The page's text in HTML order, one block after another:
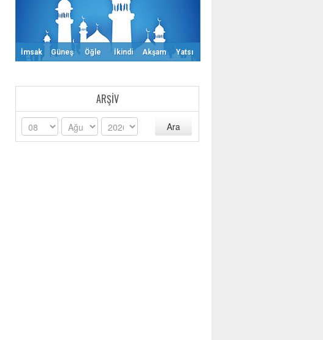
İmsak Güneş Öğle İkindi Akşam Yatsı
ARŞIV
Ara